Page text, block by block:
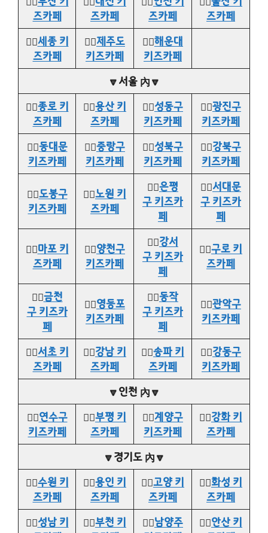
즈카페
즈카페
즈카페
즈카페
👉🏻세종 키
즈카페
👉🏻제주도
키즈카페
👉🏻해운대
키즈카페
🔽서울 內🔽
👉🏻종로 키
즈카페
👉🏻용산 키
즈카페
👉🏻성동구
키즈카페
👉🏻광진구
키즈카페
👉🏻동대문
키즈카페
👉🏻중랑구
키즈카페
👉🏻성북구
키즈카페
👉🏻강북구
키즈카페
👉🏻도봉구
키즈카페
👉🏻노원 키
즈카페
👉🏻은평
구 키즈카
페
👉🏻서대문
구 키즈카
페
👉🏻마포 키
즈카페
👉🏻양천구
키즈카페
👉🏻강서
구 키즈카
페
👉🏻구로 키
즈카페
👉🏻금천
구 키즈카
페
👉🏻영등포
키즈카페
👉🏻동작
구 키즈카
페
👉🏻관악구
키즈카페
👉🏻서초 키
즈카페
👉🏻강남 키
즈카페
👉🏻송파 키
즈카페
👉🏻강동구
키즈카페
🔽인천 內🔽
👉🏻연수구
키즈카페
👉🏻부평 키
즈카페
👉🏻계양구
키즈카페
👉🏻강화 키
즈카페
🔽경기도 內🔽
👉🏻수원 키
즈카페
👉🏻용인 키
즈카페
👉🏻고양 키
즈카페
👉🏻화성 키
즈카페
👉🏻성남 키
👉🏻부천 키
👉🏻남양주
👉🏻안산 키